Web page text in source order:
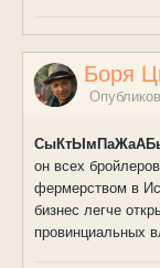
Боря
он всех
фермерством в
бизнес легче
провинциальных